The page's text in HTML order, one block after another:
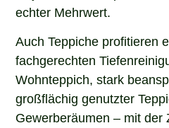
echter Mehrwert.
Auch Teppiche profitieren
fachgerechten
Wohnteppich, stark
großflächig genutzter
Gewerberäumen – mit der